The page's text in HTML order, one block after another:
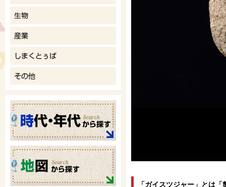
「ガイスツジャー」とは